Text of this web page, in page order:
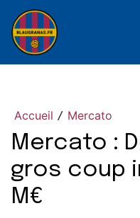
Accueil / Mercato
Mercato :
gros coup
M€